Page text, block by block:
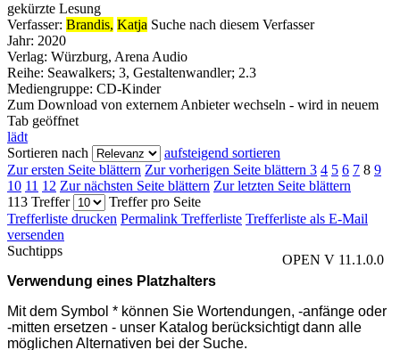
gekürzte Lesung
Verfasser: Brandis, Katja Suche nach diesem Verfasser
Jahr: 2020
Verlag: Würzburg, Arena Audio
Reihe: Seawalkers; 3, Gestaltenwandler; 2.3
Mediengruppe: CD-Kinder
Zum Download von externem Anbieter wechseln - wird in neuem
Tab geöffnet
lädt
Sortieren nach
aufsteigend sortieren
Zur ersten Seite blättern Zur vorherigen Seite blättern 3 4 5 6 7 8 9
10 11 12 Zur nächsten Seite blättern Zur letzten Seite blättern
113 Treffer
Treffer pro Seite
Trefferliste drucken Permalink Trefferliste Trefferliste als E-Mail
versenden
OPEN V 11.1.0.0
Suchtipps
Verwendung eines Platzhalters
Mit dem Symbol * können Sie Wortendungen, -anfänge oder
-mitten ersetzen - unser Katalog berücksichtigt dann alle
möglichen Alternativen bei der Suche.